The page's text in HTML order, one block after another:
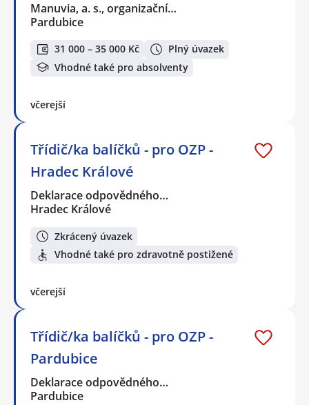
Manuvia, a. s., organizační…
Pardubice
31 000 – 35 000 Kč
Plný úvazek
Vhodné také pro absolventy
včerejší
Třídič/ka balíčků - pro OZP -
Hradec Králové
Deklarace odpovědného…
Hradec Králové
Zkrácený úvazek
Vhodné také pro zdravotně postižené
včerejší
Třídič/ka balíčků - pro OZP -
Pardubice
Deklarace odpovědného…
Pardubice